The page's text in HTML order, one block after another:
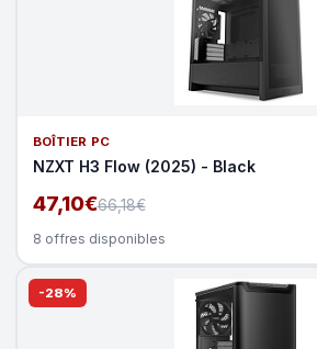
BOÎTIER PC
NZXT H3 Flow (2025) - Black
47,10€66,18€
8 offres disponibles
-28%